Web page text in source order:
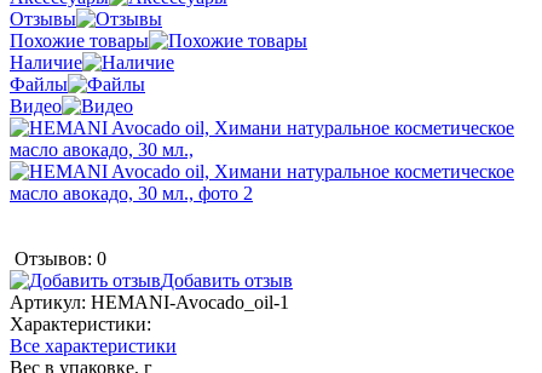
Отзывы
Похожие товары
Наличие
Файлы
Видео
Отзывов: 0
Добавить отзыв
Артикул: HEMANI-Avocado_oil-1
Характеристики:
Все характеристики
Вес в упаковке, г